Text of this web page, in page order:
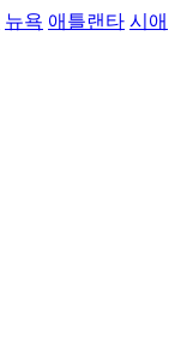
뉴욕 애틀랜타 시애